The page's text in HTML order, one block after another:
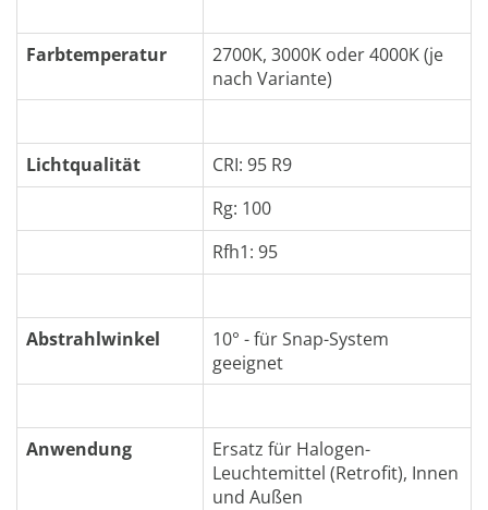
Farbtemperatur
2700K, 3000K oder 4000K (je
nach Variante)
Lichtqualität
CRI: 95 R9
Rg: 100
Rfh1: 95
Abstrahlwinkel
10° - für Snap-System
geeignet
Anwendung
Ersatz für Halogen-
Leuchtemittel (Retrofit), Innen
und Außen